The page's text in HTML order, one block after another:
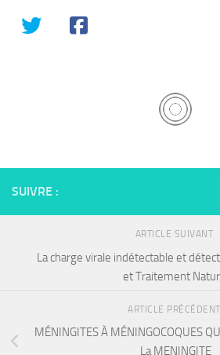
SUIVRE :
ARTICLE SUIVANT
La charge virale indétectable et
et Traitement
ARTICLE PRÉCÉDENT
MÉNINGITES À MÉNINGOCOQUES
La MENINGITE